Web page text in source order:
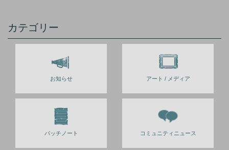
カテゴリー
お知らせ アート / メディア
パッチノート コミュニティニュース